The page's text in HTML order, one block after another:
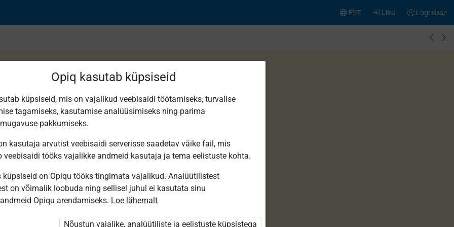
Logi sisse
Liitu
EST
ole Opiqusse sisse logitud.
Õpilastele saab määrata õpiku
Opiq kasutab küpsiseid
küpsiseid, mis on vajalikud veebisaidi töötamiseks, turvalise
tagamiseks, kasutamise analüüsimiseks ning parima
pakkumiseks.
kasutaja arvutist veebisaidi serverisse saadetav väike fail, mis
veebisaidi tööks vajalikke andmeid kasutaja ja tema eelistuste kohta.
küpsiseid on Opiqu tööks tingimata vajalikud. Analüütilistest
on võimalik loobuda ning sellisel juhul ei kasutata sinu
Opiqu arendamiseks. Loe lähemalt
Nõustun vajalike, analüütiliste ja eelistuste küpsistega